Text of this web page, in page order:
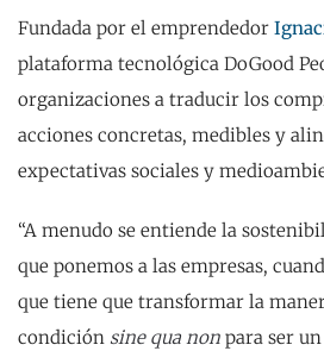
Fundada por el emprendedor
plataforma tecnológica DoGood
organizaciones a traducir los
acciones concretas, medibles y
expectativas sociales y
“A menudo se entiende la
que ponemos a las empresas,
que tiene que transformar la
condición sine qua non para ser